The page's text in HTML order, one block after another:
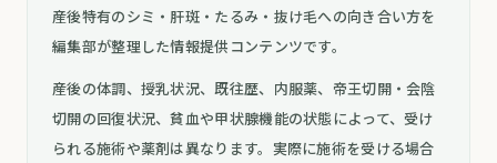
産後特有のシミ・肝斑・たるみ・抜け毛への向き合い方を
編集部が整理した情報提供コンテンツです。
産後の体調、授乳状況、既往歴、内服薬、帝王切開・会陰
切開の回復状況、貧血や甲状腺機能の状態によって、受け
られる施術や薬剤は異なります。実際に施術を受ける場合